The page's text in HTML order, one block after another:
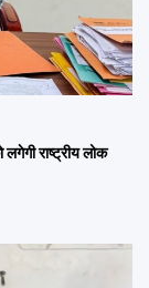
राष्ट्रीय लोक